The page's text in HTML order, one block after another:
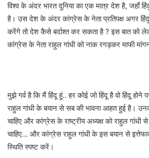
विश्व के अंदर भारत दुनिया का एक मात्र देश है, जहाँ
है। उस देश के अंदर कांग्रेस के नेता प्रतिपक्ष अगर
करेंगे तो देश कैसे बर्दाश्त कर सकता है ? इस बात को
कांग्रेस के नेता राहुल गांधी को नाक रगड़कर माफी
मुझे गर्व है कि मैं हिंदू हूं.. हर कोई जो हिंदू है वो हिंदू होने
राहुल गांधी के बयान से सब की भावना आहत हुई है।
चाहिए और कांग्रेस के राष्ट्रीय अध्यक्ष को राहुल गांधी
चाहिए… और कांग्रेस राहुल गांधी के इस बयान से
स्थिति स्पष्ट करें।